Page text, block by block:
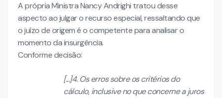
A própria Ministra Nancy Andrighi tratou desse
aspecto ao julgar o recurso especial, ressaltando que
o juízo de origem é o competente para analisar o
momento da insurgência.
Conforme decisão:
[...]4. Os erros sobre os critérios do
cálculo, inclusive no que concerne a juros